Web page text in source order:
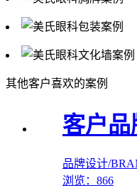
其他客户喜欢的案例
客户品
品牌设计/
浏览：866